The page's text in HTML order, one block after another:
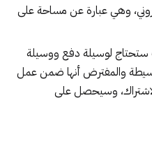
وهي عبارة عن مساحة على
لوسيلة دفع ووسيلة
بسيطة والمفترض أنها ضمن عمل
وسيحصل على